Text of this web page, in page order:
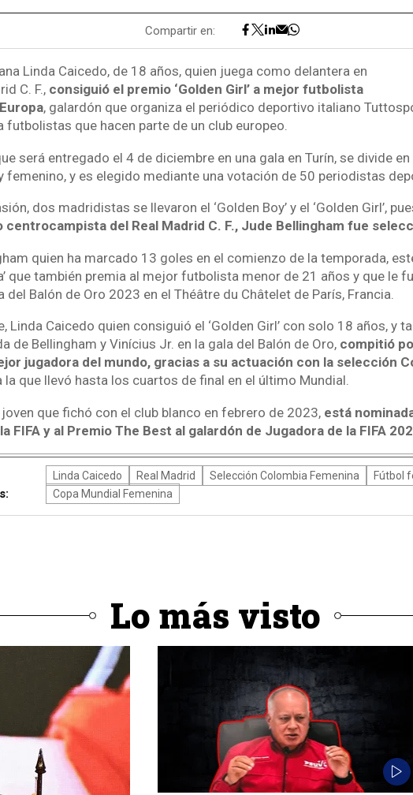
Compartir en:
Linda Caicedo, de 18 años, quien juega como delantera en
C. F., consiguió el premio ‘Golden Girl’ a mejor futbolista
, galardón que organiza el periódico deportivo italiano
futbolistas que hacen parte de un club europeo.
será entregado el 4 de diciembre en una gala en Turín, se divide
femenino, y es elegido mediante una votación de 50 periodistas
dos madridistas se llevaron el ‘Golden Boy’ y el ‘Golden Girl’,
centrocampista del Real Madrid C. F., Jude Bellingham fue
quien ha marcado 13 goles en el comienzo de la temporada,
que también premia al mejor futbolista menor de 21 años y que le
del Balón de Oro 2023 en el Théâtre du Châtelet de París, Francia.
Linda Caicedo quien consiguió el ‘Golden Girl’ con solo 18 años, y
de Bellingham y Vinícius Jr. en la gala del Balón de Oro, compitió
jugadora del mundo, gracias a su actuación con la selección
la que llevó hasta los cuartos de final en el último Mundial.
que fichó con el club blanco en febrero de 2023, está
FIFA y al Premio The Best al galardón de Jugadora de la FIFA
Linda Caicedo Real Madrid Selección Colombia Femenina
Fútbol
Copa Mundial Femenina
Lo más visto